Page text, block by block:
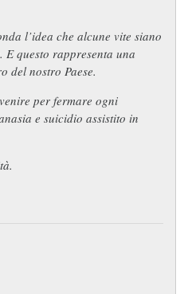
l’idea che alcune vite siano
E questo rappresenta una
del nostro Paese.
per fermare ogni
e suicidio assistito in